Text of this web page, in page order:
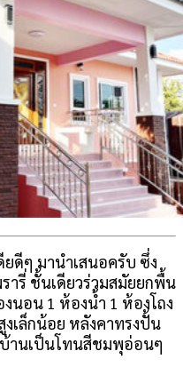
ดีๆ มานำเสนอครับ ซึ่ง
ารี่ ชั้นเดียวร่วมสมัยยกพื้น
นอน 1 ห้องน้ำ 1 ห้องโถง
เล็กน้อย หลังคาทรงปั้น
บ้านเป็นโทนสีชมพุอ่อนๆ